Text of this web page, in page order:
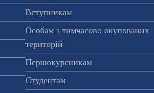
Вступникам
Особам з тимчасово окупованих
територій
Першокурсникам
Студентам